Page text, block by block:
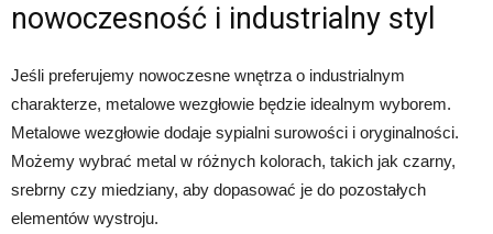
nowoczesność i industrialny styl
Jeśli preferujemy nowoczesne wnętrza o industrialnym
charakterze, metalowe wezgłowie będzie idealnym wyborem.
Metalowe wezgłowie dodaje sypialni surowości i oryginalności.
Możemy wybrać metal w różnych kolorach, takich jak czarny,
srebrny czy miedziany, aby dopasować je do pozostałych
elementów wystroju.